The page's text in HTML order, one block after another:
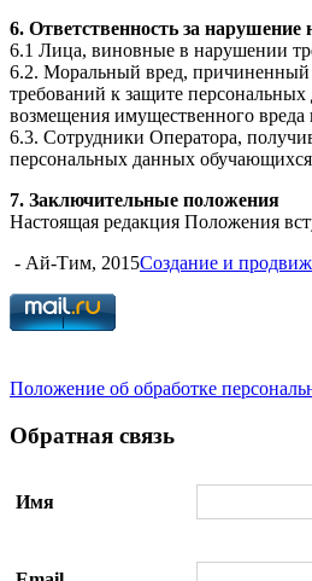
6. Ответственность за
6.1 Лица, виновные в нарушении
6.2. Моральный вред, причиненный
требований к защите
возмещения имущественного
6.3. Сотрудники Оператора,
персональных данных
7. Заключительные положения
Настоящая редакция Положения
- Ай-Тим, 2015Создание и
Положение об обработке
Обратная связь
Имя